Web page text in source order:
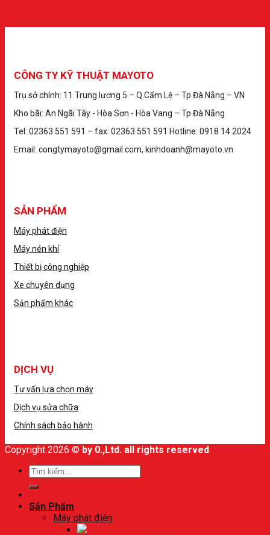
CÔNG TY KỸ THUẬT MAYOTO
Trụ sở chính: 11 Trung lương 5 – Q.Cẩm Lệ – Tp Đà Nẵng – VN
Kho bãi: An Ngãi Tây - Hòa Sơn - Hòa Vang – Tp Đà Nẵng
Tel: 02363 551 591 – fax: 02363 551 591 Hotline: 0918 14 2024
Email: congtymayoto@gmail.com, kinhdoanh@mayoto.vn
SẢN PHẨM
Máy phát điện
Máy nén khí
Thiết bị công nghiệp
Xe chuyên dụng
Sản phẩm khác
DỊCH VỤ
Tư vấn lựa chọn máy
Dịch vụ sửa chữa
Chính sách bảo hành
Copyright 2026 © by 0.,Ltd. all rights reserved
Sản Phẩm
Máy phát điện